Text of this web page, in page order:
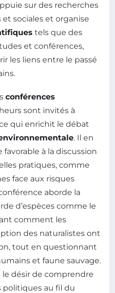
sur des recherches
et sociales et organise
tels que des
et conférences,
les liens entre le passé
conférences
sont invités à
qui enrichit le débat
. Il en
à la discussion
pratiques, comme
face aux risques
aborde la
d’espèces comme le
comment les
des naturalistes ont
tout en questionnant
et faune sauvage.
désir de comprendre
politiques au fil du